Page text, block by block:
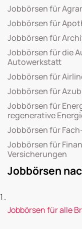
Jobbörsen für
Jobbörsen für
Jobbörsen für
Jobbörsen für die
Autowerkstatt
Jobbörsen für
Jobbörsen für
Jobbörsen für
regenerative
Jobbörsen für
Jobbörsen für
Versicherungen
Jobbörsen
Jobbörsen für alle